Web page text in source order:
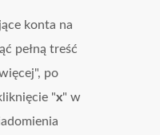
konta na
pełną treść
po
"x" w